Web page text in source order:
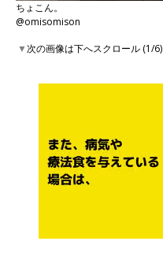
ちょこん。
@omisomison
▼次の画像は下へスクロール (1/6)